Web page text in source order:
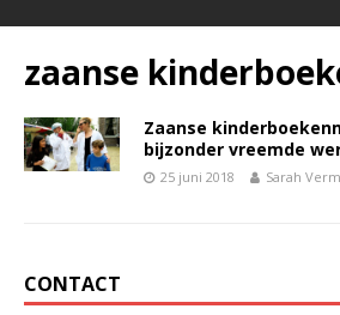
zaanse
Zaanse
bijzonder vreemde
25 juni 2018 Sarah
CONTACT